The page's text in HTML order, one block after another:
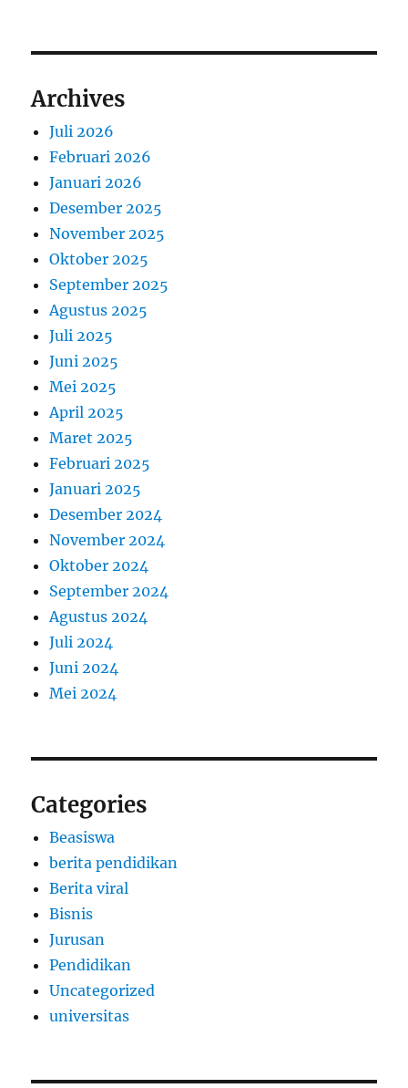
Archives
Juli 2026
Februari 2026
Januari 2026
Desember 2025
November 2025
Oktober 2025
September 2025
Agustus 2025
Juli 2025
Juni 2025
Mei 2025
April 2025
Maret 2025
Februari 2025
Januari 2025
Desember 2024
November 2024
Oktober 2024
September 2024
Agustus 2024
Juli 2024
Juni 2024
Mei 2024
Categories
Beasiswa
berita pendidikan
Berita viral
Bisnis
Jurusan
Pendidikan
Uncategorized
universitas